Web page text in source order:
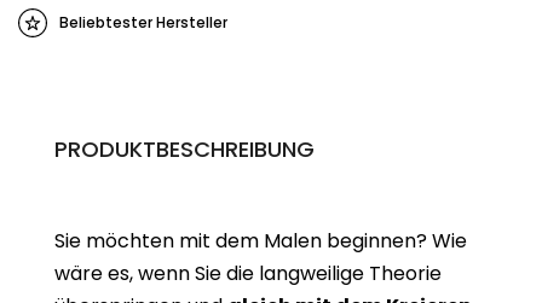
Beliebtester Hersteller
PRODUKTBESCHREIBUNG
Sie möchten mit dem Malen beginnen? Wie
wäre es, wenn Sie die langweilige Theorie